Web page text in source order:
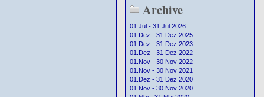
Archive
01.Jul - 31 Jul 2026
01.Dez - 31 Dez 2025
01.Dez - 31 Dez 2023
01.Dez - 31 Dez 2022
01.Nov - 30 Nov 2022
01.Nov - 30 Nov 2021
01.Dez - 31 Dez 2020
01.Nov - 30 Nov 2020